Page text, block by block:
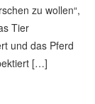
zu wollen“,
Tier
und das Pferd
[…]